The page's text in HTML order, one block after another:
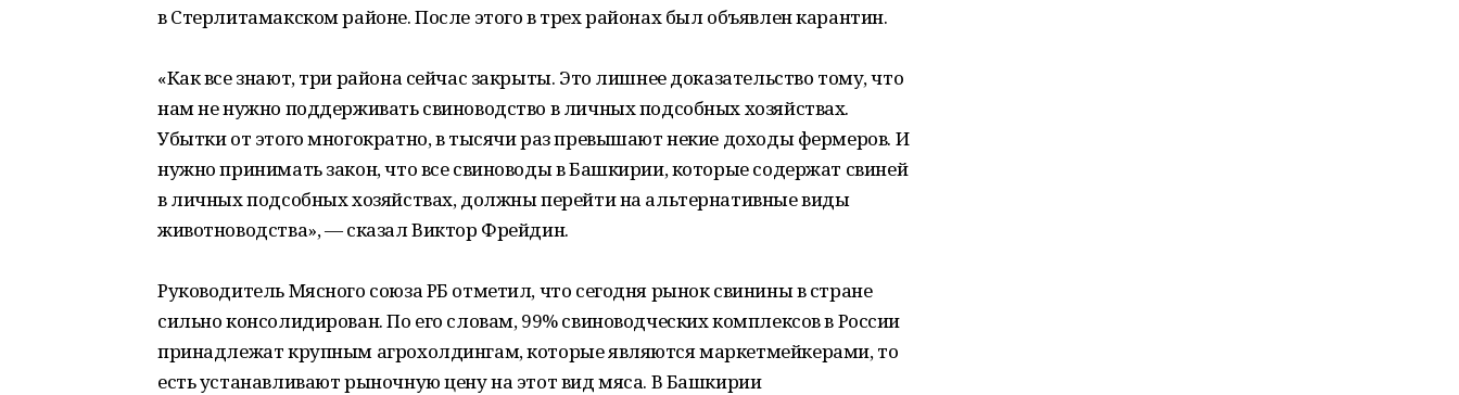
в Стерлитамакском районе. После этого в трех районах был объявлен карантин.
«Как все знают, три района сейчас закрыты. Это лишнее доказательство тому, что
нам не нужно поддерживать свиноводство в личных подсобных хозяйствах.
Убытки от этого многократно, в тысячи раз превышают некие доходы фермеров. И
нужно принимать закон, что все свиноводы в Башкирии, которые содержат свиней
в личных подсобных хозяйствах, должны перейти на альтернативные виды
животноводства», — сказал Виктор Фрейдин.
Руководитель Мясного союза РБ отметил, что сегодня рынок свинины в стране
сильно консолидирован. По его словам, 99% свиноводческих комплексов в России
принадлежат крупным агрохолдингам, которые являются маркетмейкерами, то
есть устанавливают рыночную цену на этот вид мяса. В Башкирии